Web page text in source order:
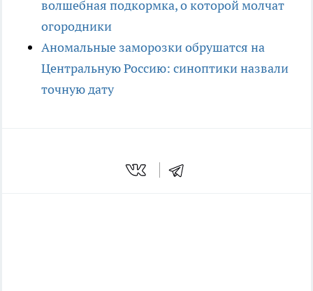
волшебная подкормка, о которой молчат
огородники
Аномальные заморозки обрушатся на
Центральную Россию: синоптики назвали
точную дату